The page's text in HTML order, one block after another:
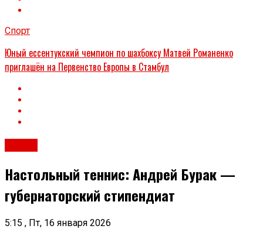
Спорт
Юный ессентукский чемпион по шахбоксу Матвей Романенко
приглашён на Первенство Европы в Стамбул
Настольный теннис: Андрей Бурак —
губернаторский стипендиат
5:15 , Пт, 16 января 2026